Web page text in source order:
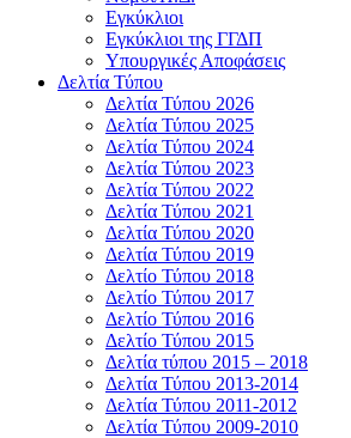
Εγκύκλιοι
Εγκύκλιοι της ΓΓΔΠ
Υπουργικές Αποφάσεις
Δελτία Τύπου
Δελτία Τύπου 2026
Δελτία Τύπου 2025
Δελτία Τύπου 2024
Δελτία Τύπου 2023
Δελτία Τύπου 2022
Δελτία Τύπου 2021
Δελτία Τύπου 2020
Δελτία Τύπου 2019
Δελτίο Τύπου 2018
Δελτίο Τύπου 2017
Δελτίο Τύπου 2016
Δελτίο Τύπου 2015
Δελτία τύπου 2015 – 2018
Δελτία Τύπου 2013-2014
Δελτία Τύπου 2011-2012
Δελτία Τύπου 2009-2010